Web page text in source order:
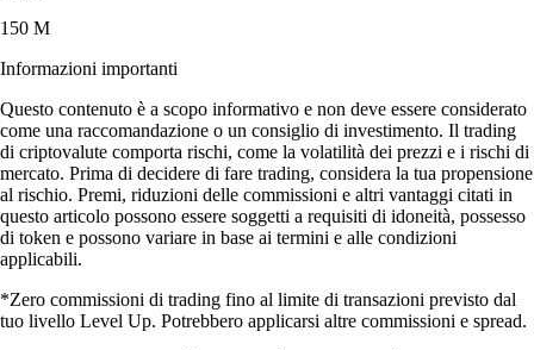
150 M
Informazioni importanti
Questo contenuto è a scopo informativo e non deve essere considerato
come una raccomandazione o un consiglio di investimento. Il trading
di criptovalute comporta rischi, come la volatilità dei prezzi e i rischi di
mercato. Prima di decidere di fare trading, considera la tua propensione
al rischio. Premi, riduzioni delle commissioni e altri vantaggi citati in
questo articolo possono essere soggetti a requisiti di idoneità, possesso
di token e possono variare in base ai termini e alle condizioni
applicabili.
*Zero commissioni di trading fino al limite di transazioni previsto dal
tuo livello Level Up. Potrebbero applicarsi altre commissioni e spread.